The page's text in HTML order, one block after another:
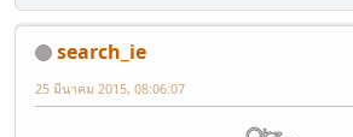
search_ie
25 มีนาคม 2015, 08:06:07